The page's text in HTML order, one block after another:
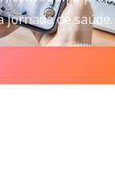
jornada de saúde.